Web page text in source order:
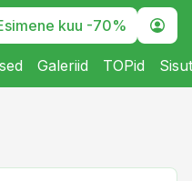
kuu -70%
Galeriid TOPid